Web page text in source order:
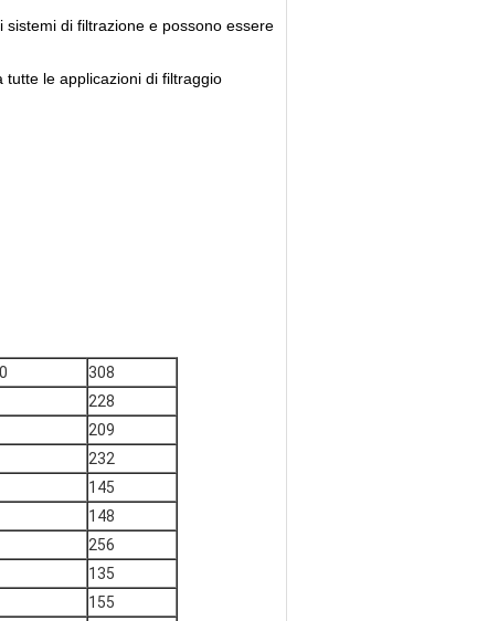
di filtrazione e possono essere
le applicazioni di filtraggio
308
228
209
232
145
148
256
135
155